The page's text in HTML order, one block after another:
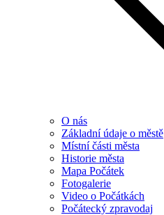
O nás
Základní údaje o městě
Místní části města
Historie města
Mapa Počátek
Fotogalerie
Video o Počátkách
Počátecký zpravodaj